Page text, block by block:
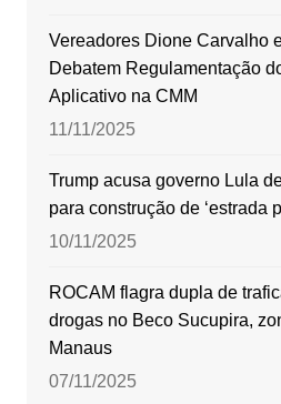
Vereadores Dione Carvalho
Debatem Regulamentação
Aplicativo na CMM
11/11/2025
Trump acusa governo Lula
para construção de ‘estrada
10/11/2025
ROCAM flagra dupla de
drogas no Beco Sucupira,
Manaus
07/11/2025